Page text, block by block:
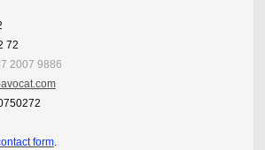
72
2007 9886
form.